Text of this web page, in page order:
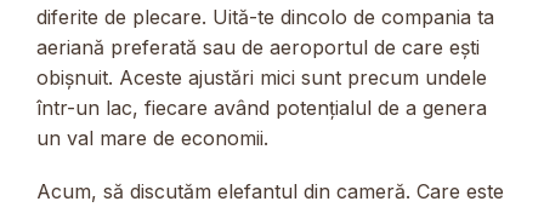
diferite de plecare. Uită-te dincolo de compania ta
aeriană preferată sau de aeroportul de care ești
obișnuit. Aceste ajustări mici sunt precum undele
într-un lac, fiecare având potențialul de a genera
un val mare de economii.
Acum, să discutăm elefantul din cameră. Care este